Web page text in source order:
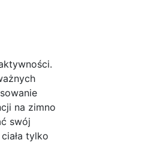
na zimno
swój
tylko